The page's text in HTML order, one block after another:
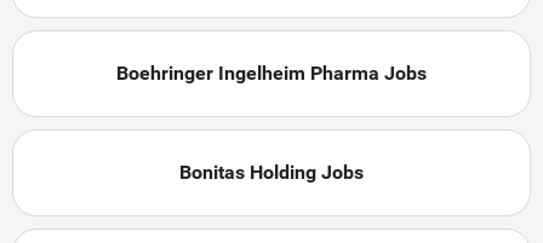
Boehringer Ingelheim Pharma Jobs
Bonitas Holding Jobs